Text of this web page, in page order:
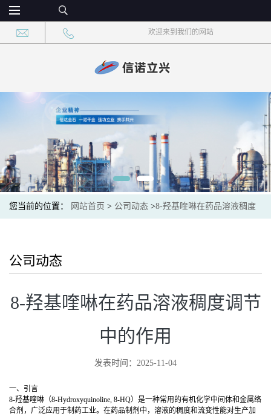
欢迎来到我们的网站
您当前的位置： 网站首页 > 公司动态 >8-羟基喹啉在药品溶液稠度
公司动态
8-羟基喹啉在药品溶液稠度调节
中的作用
发表时间：2025-11-04
一、引言
8-羟基喹啉（8-Hydroxyquinoline, 8-HQ）是一种常用的有机化学中间体和金属络
合剂，广泛应用于制药工业。在药品制剂中，溶液的稠度和流变性能对生产加